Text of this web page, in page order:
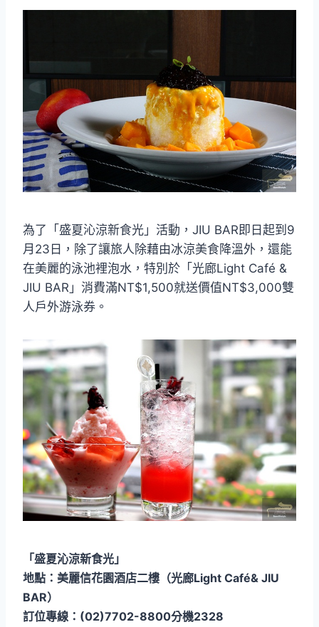
為了「盛夏沁涼新食光」活動，JIU BAR即日起到9
月23日，除了讓旅人除藉由冰涼美食降溫外，還能
在美麗的泳池裡泡水，特別於「光廊Light Café &
JIU BAR」消費滿NT$1,500就送價值NT$3,000雙
人戶外游泳券。
「盛夏沁涼新食光」
地點：美麗信花園酒店二樓（光廊Light Café& JIU
BAR）
訂位專線：(02)7702-8800分機2328